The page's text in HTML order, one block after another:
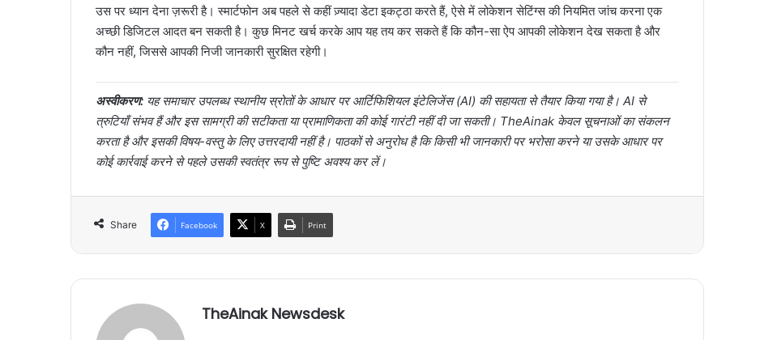
उस पर ध्यान देना ज़रूरी है। स्मार्टफोन अब पहले से कहीं ज़्यादा डेटा इकट्ठा करते हैं, ऐसे में लोकेशन सेटिंग्स की नियमित जांच करना एक
अच्छी डिजिटल आदत बन सकती है। कुछ मिनट खर्च करके आप यह तय कर सकते हैं कि कौन-सा ऐप आपकी लोकेशन देख सकता है और
कौन नहीं, जिससे आपकी निजी जानकारी सुरक्षित रहेगी।
अस्वीकरण: यह समाचार उपलब्ध स्थानीय स्रोतों के आधार पर आर्टिफिशियल इंटेलिजेंस (AI) की सहायता से तैयार किया गया है। AI से
त्रुटियाँ संभव हैं और इस सामग्री की सटीकता या प्रामाणिकता की कोई गारंटी नहीं दी जा सकती। TheAinak केवल सूचनाओं का संकलन
करता है और इसकी विषय-वस्तु के लिए उत्तरदायी नहीं है। पाठकों से अनुरोध है कि किसी भी जानकारी पर भरोसा करने या उसके आधार पर
कोई कार्रवाई करने से पहले उसकी स्वतंत्र रूप से पुष्टि अवश्य कर लें।
Share Facebook X Print
TheAinak Newsdesk